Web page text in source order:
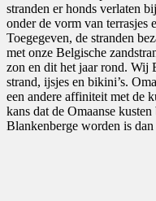
stranden er honds verlaten
onder de vorm van terrasjes
Toegegeven, de stranden
met onze Belgische
zon en dit het jaar rond. Wij
strand, ijsjes en bikini’s.
een andere affiniteit met de
kans dat de Omaanse
Blankenberge worden is